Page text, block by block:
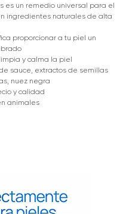
es un remedio universal para el
ingredientes naturales de alta
proporcionar a tu piel un
y calma la piel
sauce, extractos de semillas
nuez negra
y calidad
animales